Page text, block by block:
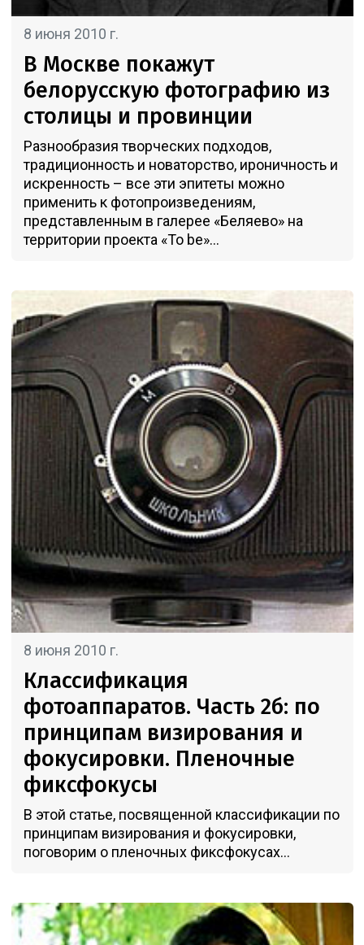
8 июня 2010 г.
В Москве покажут
белорусскую фотографию из
столицы и провинции
Разнообразия творческих подходов,
традиционность и новаторство, ироничность и
искренность – все эти эпитеты можно
применить к фотопроизведениям,
представленным в галерее «Беляево» на
территории проекта «To be»...
8 июня 2010 г.
Классификация
фотоаппаратов. Часть 2б: по
принципам визирования и
фокусировки. Пленочные
фиксфокусы
В этой статье, посвященной классификации по
принципам визирования и фокусировки,
поговорим о пленочных фиксфокусах...